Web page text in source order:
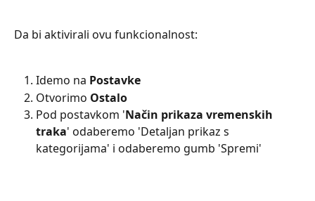
Da bi aktivirali ovu funkcionalnost:
Idemo na Postavke
Otvorimo Ostalo
Pod postavkom 'Način prikaza vremenskih
traka' odaberemo 'Detaljan prikaz s
kategorijama' i odaberemo gumb 'Spremi'